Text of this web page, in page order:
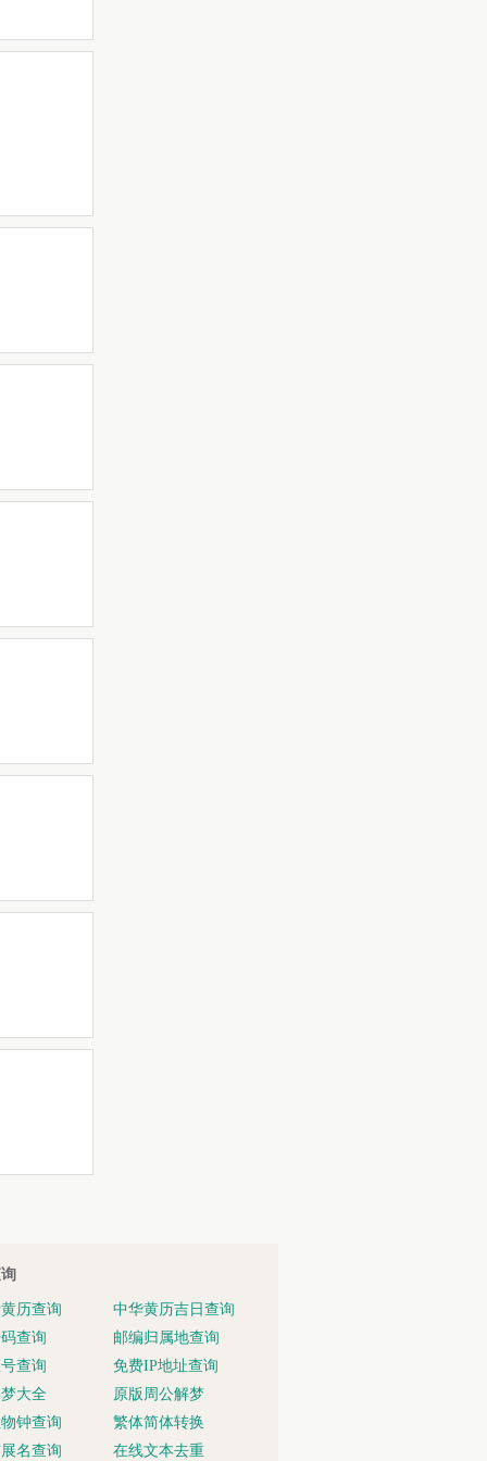
历查询
中华黄历吉日查询
查询
邮编归属地查询
查询
免费IP地址查询
大全
原版周公解梦
钟查询
繁体简体转换
名查询
在线文本去重